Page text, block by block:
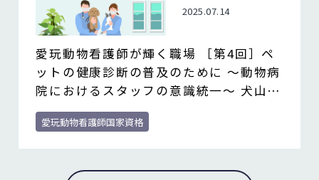
2025.07.14
愛玩動物看護師が輝く職場 ［第4回］ペ
ットの健康診断の普及のために ～動物病
院におけるスタッフの意識統一～ 犬山動
物総合医療センター（愛知県）
愛玩動物看護師国家資格